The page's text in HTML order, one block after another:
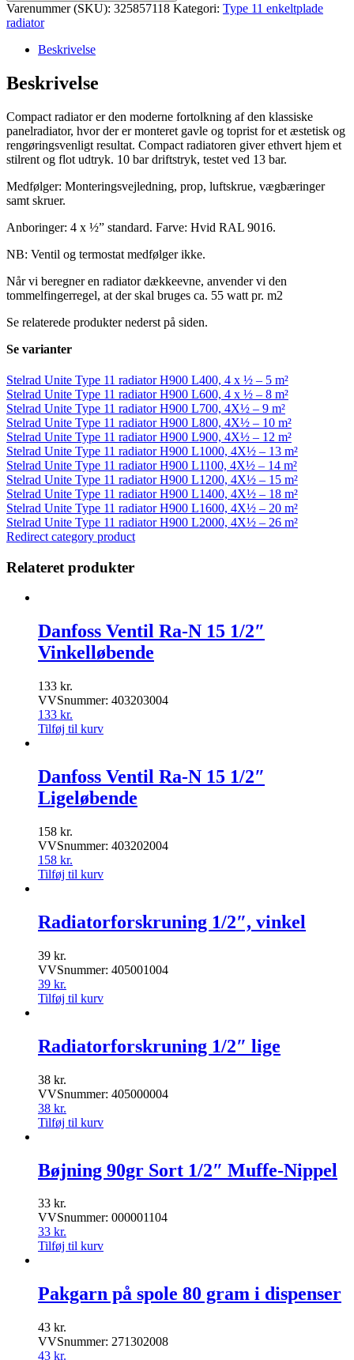
H900
L1800,
m²
antal
Varenummer (SKU): 325857118 Kategori: Type 11 enkeltplade
radiator
Beskrivelse
Beskrivelse
Compact radiator er den moderne fortolkning af den klassiske
panelradiator, hvor der er monteret gavle og toprist for et æstetisk og
rengøringsvenligt resultat. Compact radiatoren giver ethvert hjem et
stilrent og flot udtryk. 10 bar driftstryk, testet ved 13 bar.
Medfølger: Monteringsvejledning, prop, luftskrue, vægbæringer
samt skruer.
Anboringer: 4 x ½” standard. Farve: Hvid RAL 9016.
NB: Ventil og termostat medfølger ikke.
Når vi beregner en radiator dækkeevne, anvender vi den
tommelfingerregel, at der skal bruges ca. 55 watt pr. m2
Se relaterede produkter nederst på siden.
Se varianter
Stelrad Unite Type 11 radiator H900 L400, 4 x ½ – 5 m²
Stelrad Unite Type 11 radiator H900 L600, 4 x ½ – 8 m²
Stelrad Unite Type 11 radiator H900 L700, 4X½ – 9 m²
Stelrad Unite Type 11 radiator H900 L800, 4X½ – 10 m²
Stelrad Unite Type 11 radiator H900 L900, 4X½ – 12 m²
Stelrad Unite Type 11 radiator H900 L1000, 4X½ – 13 m²
Stelrad Unite Type 11 radiator H900 L1100, 4X½ – 14 m²
Stelrad Unite Type 11 radiator H900 L1200, 4X½ – 15 m²
Stelrad Unite Type 11 radiator H900 L1400, 4X½ – 18 m²
Stelrad Unite Type 11 radiator H900 L1600, 4X½ – 20 m²
Stelrad Unite Type 11 radiator H900 L2000, 4X½ – 26 m²
Redirect category product
Relateret produkter
Danfoss Ventil Ra-N 15 1/2″
Vinkelløbende
133 kr.
VVSnummer: 403203004
133 kr.
Tilføj til kurv
Danfoss Ventil Ra-N 15 1/2″
Ligeløbende
158 kr.
VVSnummer: 403202004
158 kr.
Tilføj til kurv
Radiatorforskruning 1/2″, vinkel
39 kr.
VVSnummer: 405001004
39 kr.
Tilføj til kurv
Radiatorforskruning 1/2″ lige
38 kr.
VVSnummer: 405000004
38 kr.
Tilføj til kurv
Bøjning 90gr Sort 1/2″ Muffe-Nippel
33 kr.
VVSnummer: 000001104
33 kr.
Tilføj til kurv
Pakgarn på spole 80 gram i dispenser
43 kr.
VVSnummer: 271302008
43 kr.